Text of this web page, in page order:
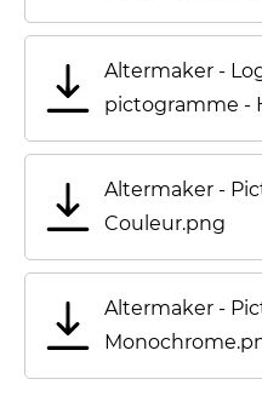
Altermaker -
pictogramme -
Altermaker -
Couleur.png
Altermaker -